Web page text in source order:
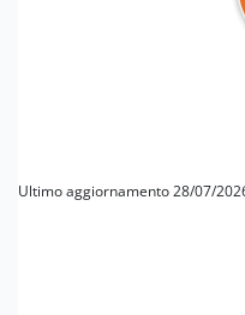
Ultimo aggiornamento 28/07/